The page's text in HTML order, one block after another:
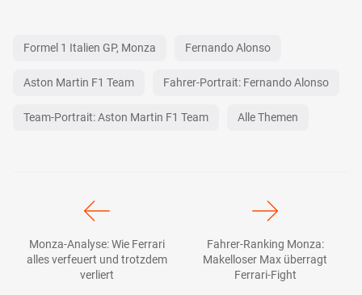
Formel 1 Italien GP, Monza Fernando Alonso
Aston Martin F1 Team Fahrer-Portrait: Fernando Alonso
Team-Portrait: Aston Martin F1 Team Alle Themen
Monza-Analyse: Wie Ferrari
alles verfeuert und trotzdem
verliert
Fahrer-Ranking Monza:
Makelloser Max überragt
Ferrari-Fight